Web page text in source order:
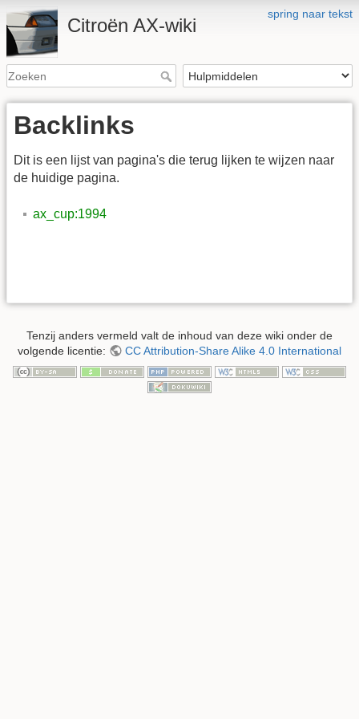
spring naar tekst
Citroën AX-wiki
Backlinks
Dit is een lijst van pagina's die terug lijken te wijzen naar
de huidige pagina.
ax_cup:1994
Tenzij anders vermeld valt de inhoud van deze wiki onder de
volgende licentie:
CC Attribution-Share Alike 4.0 International